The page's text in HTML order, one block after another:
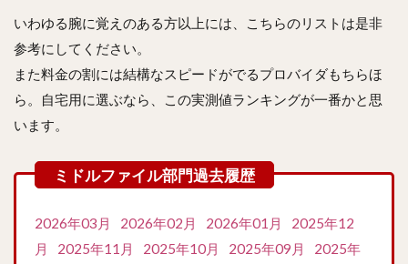
いわゆる腕に覚えのある方以上には、こちらのリストは是非
参考にしてください。
また料金の割には結構なスピードがでるプロバイダもちらほ
ら。自宅用に選ぶなら、この実測値ランキングが一番かと思
います。
2026年03月 2026年02月 2026年01月
2025年12
月
2025年11月 2025年10月 2025年09月
2025年